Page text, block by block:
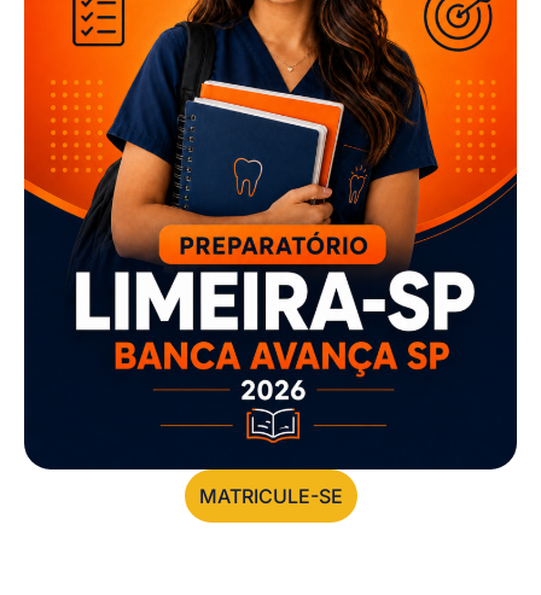
MATRICULE-SE